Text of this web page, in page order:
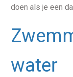
doen als je een
water